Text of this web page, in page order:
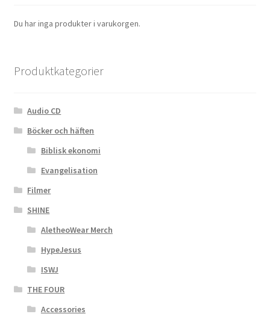
Du har inga produkter i varukorgen.
Produktkategorier
Audio CD
Böcker och häften
Biblisk ekonomi
Evangelisation
Filmer
SHINE
AletheoWear Merch
HypeJesus
ISWJ
THE FOUR
Accessories